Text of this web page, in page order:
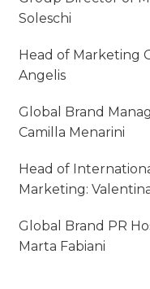
Soleschi
Head of Marketing
Angelis
Global Brand
Camilla Menarini
Head of
Marketing:
Global Brand PR
Marta Fabiani